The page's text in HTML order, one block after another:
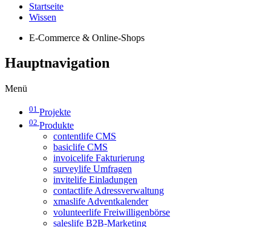
Startseite
Wissen
E-Commerce & Online-Shops
Hauptnavigation
Menü
01 Projekte
02 Produkte
contentlife CMS
basiclife CMS
invoicelife Fakturierung
surveylife Umfragen
invitelife Einladungen
contactlife Adressverwaltung
xmaslife Adventkalender
volunteerlife Freiwilligenbörse
saleslife B2B-Marketing